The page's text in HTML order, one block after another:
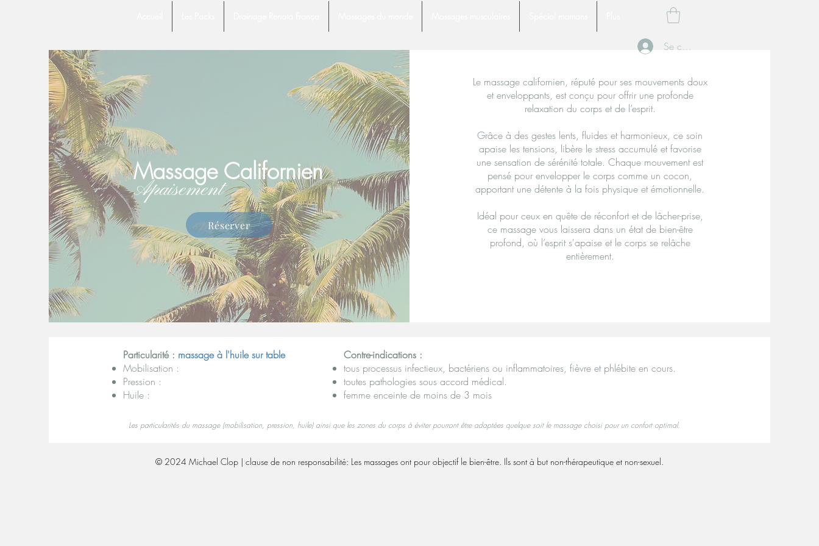
Se connecter
Massage Californien
Apaisement
Réserver
Le massage californien, réputé pour ses mouvements doux
et enveloppants, est conçu pour offrir une profonde
relaxation du corps et de l’esprit.
Grâce à des gestes lents, fluides et harmonieux, ce soin
apaise les tensions, libère le stress accumulé et favorise
une sensation de sérénité totale. Chaque mouvement est
pensé pour envelopper le corps comme un cocon,
apportant une détente à la fois physique et émotionnelle.
Idéal pour ceux en quête de réconfort et de lâcher-prise,
ce massage vous laissera dans un état de bien-être
profond, où l’esprit s'apaise et le corps se relâche
entièrement.
Particularité : massage à l'huile sur table
Mobilisation :
Pression :
Huile :
Contre-indications :
tous processus infectieux, bactériens ou inflammatoires, fièvre et phlébite en cours.
toutes pathologies sous accord médical.
femme enceinte de moins de 3 mois
Les particularités du massage (mobilisation, pression, huile) ainsi que les zones du corps à éviter pourront être adaptées quelque soit le massage choisi pour un confort optimal.
© 2024 Michael Clop | clause de non responsabilité: Les massages ont pour objectif le bien-être. Ils sont à but non-thérapeutique et non-sexuel.